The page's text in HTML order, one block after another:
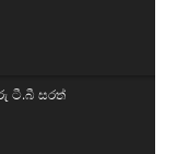
ටී.බී සරත්